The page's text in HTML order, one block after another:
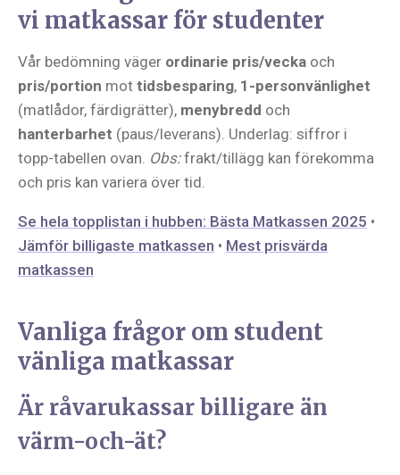
vi matkassar för studenter
Vår bedömning väger ordinarie pris/vecka och
pris/portion mot tidsbesparing, 1-personvänlighet
(matlådor, färdigrätter), menybredd och
hanterbarhet (paus/leverans). Underlag: siffror i
topp-tabellen ovan. Obs:frakt/tillägg kan förekomma
och pris kan variera över tid.
Se hela topplistan i hubben: Bästa Matkassen 2025 •
Jämför billigaste matkassen • Mest prisvärda
matkassen
Vanliga frågor om student
vänliga matkassar
Är råvarukassar billigare än
värm-och-ät?